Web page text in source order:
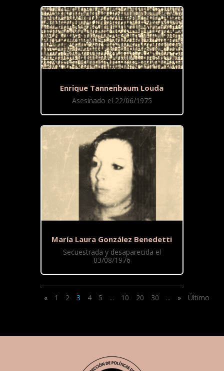
Enrique Tannenbaum Louda
Asesinado el 22/06/1975
María Laura González Benedetti
Secuestrada y desaparecida el
03/08/1976
« 1 2 3 4 5 ... 10 20 30 ... » Último